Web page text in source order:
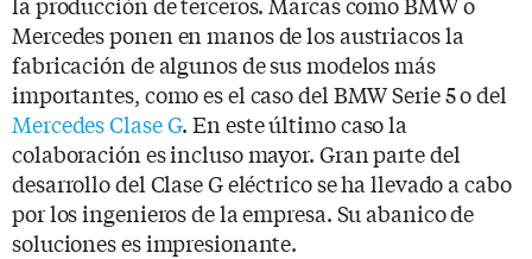
Mercedes ponen en manos de los austriacos la
fabricación de algunos de sus modelos más
importantes, como es el caso del BMW Serie 5 o del
Mercedes Clase G. En este último caso la
colaboración es incluso mayor. Gran parte del
desarrollo del Clase G eléctrico se ha llevado a cabo
por los ingenieros de la empresa. Su abanico de
soluciones es impresionante.